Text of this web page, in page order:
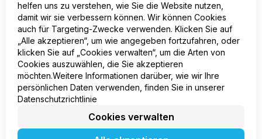
DE
Produkt
Unternehmen
Rechtliches
helfen uns zu verstehen, wie Sie die Website nutzen,
damit wir sie verbessern können. Wir können Cookies
auch für Targeting-Zwecke verwenden. Klicken Sie auf
„Alle akzeptieren“, um wie angegeben fortzufahren, oder
klicken Sie auf „Cookies verwalten“, um die Arten von
Cookies auszuwählen, die Sie akzeptieren
möchten.Weitere Informationen darüber, wie wir Ihre
persönlichen Daten verwenden, finden Sie in unserer
Datenschutzrichtlinie
Cookies verwalten